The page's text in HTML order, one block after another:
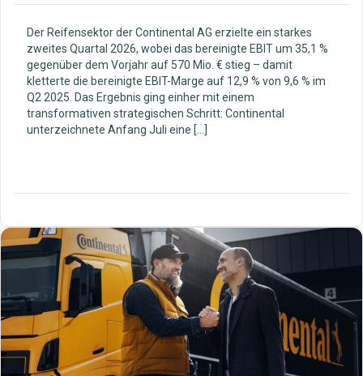
Der Reifensektor der Continental AG erzielte ein starkes
zweites Quartal 2026, wobei das bereinigte EBIT um 35,1 %
gegenüber dem Vorjahr auf 570 Mio. € stieg – damit
kletterte die bereinigte EBIT-Marge auf 12,9 % von 9,6 % im
Q2 2025. Das Ergebnis ging einher mit einem
transformativen strategischen Schritt: Continental
unterzeichnete Anfang Juli eine […]